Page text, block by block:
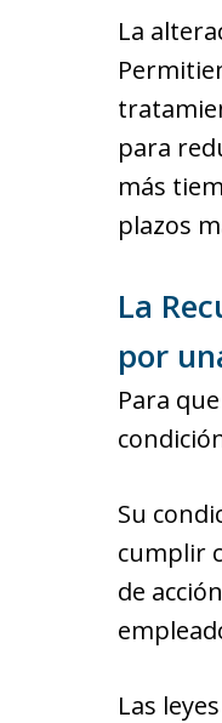
La
para
más
plazos
La
por
Para
Su
cumplir
de
Las